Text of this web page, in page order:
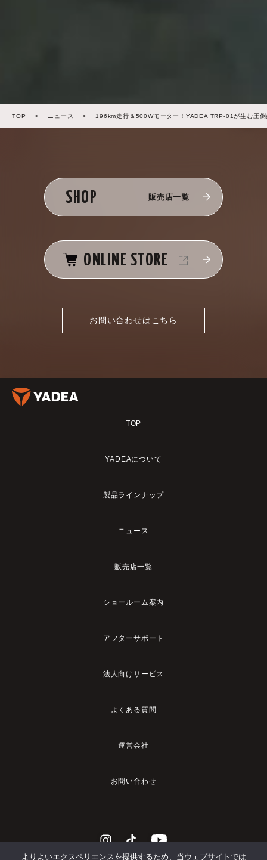
TOP > ニュース > 196km走行＆500Wモーター！YADEA TRP-01が生む圧倒
SHOP 販売店一覧
ONLINE STORE
お問い合わせはこちら
TOP
YADEAについて
製品ラインナップ
ニュース
販売店一覧
ショールーム案内
アフターサポート
法人向けサービス
よくある質問
運営会社
お問い合わせ
よりよいエクスペリエンスを提供するため、当ウェブサイトでは